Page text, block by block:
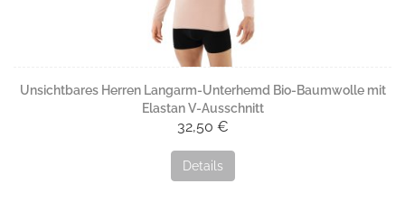
Unsichtbares Herren Langarm-Unterhemd Bio-Baumwolle mit
Elastan V-Ausschnitt
32,50 €
Details